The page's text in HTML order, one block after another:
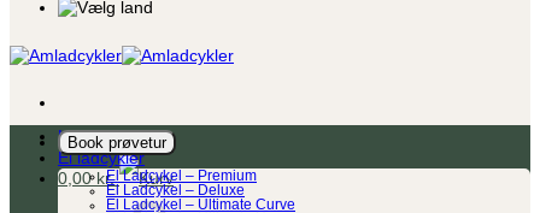
Book prøvetur
0,00kr.
Ladcykel
El ladcykler
El Ladcykel – Premium
El Ladcykel – Deluxe
El Ladcykel – Ultimate Curve